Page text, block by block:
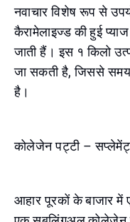
नवाचार विशेष रूप से
कैरामेलाइज्ड की हुई
जाती हैं। इस १ किलो
जा सकती है, जिससे समय
है।
कोलेजेन पट्टी –
आहार पूरकों के बाजार में